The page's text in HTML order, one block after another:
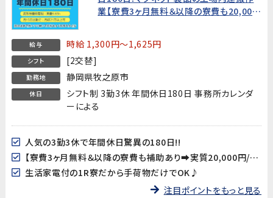
業【寮費3ヶ月無料＆以降の寮費も20,000
給与 時給 1,300円～1,625円
シフト [2交替]
勤務地 静岡県牧之原市
休日
シフト制 3勤3休 年間休日180日 事務所カレンダ
ーによる
人気の3勤3休で年間休日驚異の180日!!
【寮費3ヶ月無料＆以降の寮費も補助あり➡実質20,000円/月!】
生活家電付の1R寮だから手荷物だけでOK♪
注目ポイントをもっと見る